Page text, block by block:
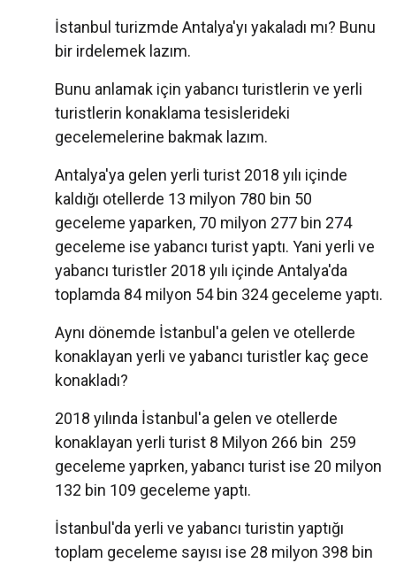
İstanbul turizmde Antalya'yı yakaladı mı? Bunu
bir irdelemek lazım.
Bunu anlamak için yabancı turistlerin ve yerli
turistlerin konaklama tesislerideki
gecelemelerine bakmak lazım.
Antalya'ya gelen yerli turist 2018 yılı içinde
kaldığı otellerde 13 milyon 780 bin 50
geceleme yaparken, 70 milyon 277 bin 274
geceleme ise yabancı turist yaptı. Yani yerli ve
yabancı turistler 2018 yılı içinde Antalya'da
toplamda 84 milyon 54 bin 324 geceleme yaptı.
Aynı dönemde İstanbul'a gelen ve otellerde
konaklayan yerli ve yabancı turistler kaç gece
konakladı?
2018 yılında İstanbul'a gelen ve otellerde
konaklayan yerli turist 8 Milyon 266 bin 259
geceleme yaprken, yabancı turist ise 20 milyon
132 bin 109 geceleme yaptı.
İstanbul'da yerli ve yabancı turistin yaptığı
toplam geceleme sayısı ise 28 milyon 398 bin